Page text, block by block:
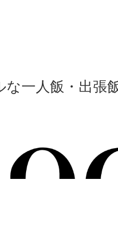
一人飯・出張